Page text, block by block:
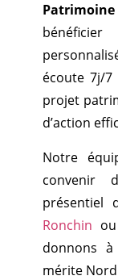
Patrimoine
écoute 7j/
projet
d’action
Notre
convenir
présentiel
Ronchin
donnons à
mérite